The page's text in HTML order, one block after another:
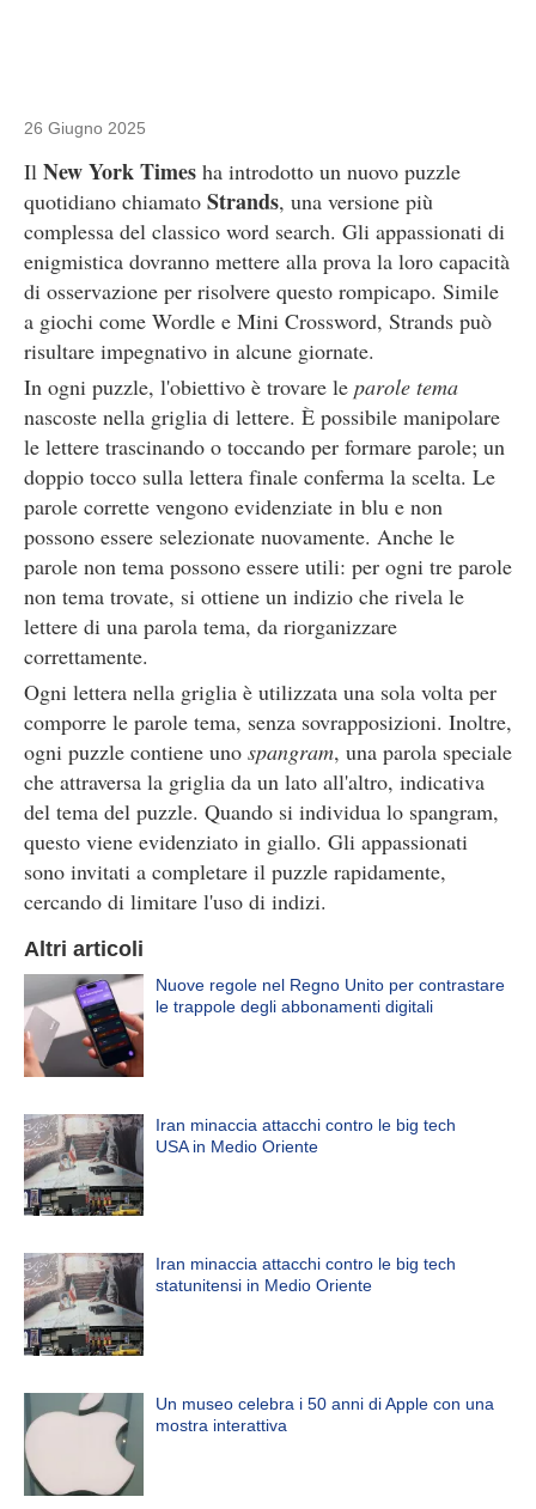
26 Giugno 2025
Il New York Times ha introdotto un nuovo puzzle
quotidiano chiamato Strands, una versione più
complessa del classico word search. Gli appassionati di
enigmistica dovranno mettere alla prova la loro capacità
di osservazione per risolvere questo rompicapo. Simile
a giochi come Wordle e Mini Crossword, Strands può
risultare impegnativo in alcune giornate.
In ogni puzzle, l'obiettivo è trovare le parole tema
nascoste nella griglia di lettere. È possibile manipolare
le lettere trascinando o toccando per formare parole; un
doppio tocco sulla lettera finale conferma la scelta. Le
parole corrette vengono evidenziate in blu e non
possono essere selezionate nuovamente. Anche le
parole non tema possono essere utili: per ogni tre parole
non tema trovate, si ottiene un indizio che rivela le
lettere di una parola tema, da riorganizzare
correttamente.
Ogni lettera nella griglia è utilizzata una sola volta per
comporre le parole tema, senza sovrapposizioni. Inoltre,
ogni puzzle contiene uno spangram, una parola speciale
che attraversa la griglia da un lato all'altro, indicativa
del tema del puzzle. Quando si individua lo spangram,
questo viene evidenziato in giallo. Gli appassionati
sono invitati a completare il puzzle rapidamente,
cercando di limitare l'uso di indizi.
Altri articoli
Nuove regole nel Regno Unito per contrastare
le trappole degli abbonamenti digitali
Iran minaccia attacchi contro le big tech
USA in Medio Oriente
Iran minaccia attacchi contro le big tech
statunitensi in Medio Oriente
Un museo celebra i 50 anni di Apple con una
mostra interattiva